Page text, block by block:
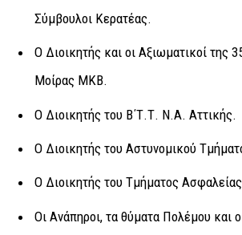
Σύμβουλοι Κερατέας.
Ο Διοικητής και οι Αξιωματικοί της
Μοίρας ΜΚΒ.
Ο Διοικητής του Β΄Τ.Τ. Ν.Α. Αττικής.
Ο Διοικητής του Αστυνομικού
Ο Διοικητής του Τμήματος
Οι Ανάπηροι, τα θύματα Πολέμου και